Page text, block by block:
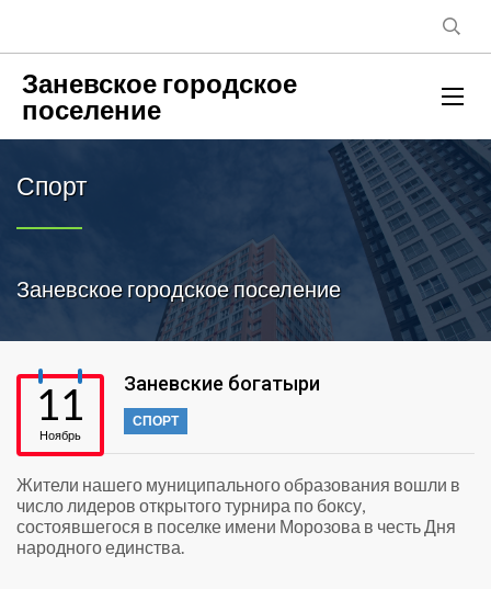
Заневское городское
поселение
Спорт
Заневское городское поселение
11
Ноябрь
Заневские богатыри
СПОРТ
Жители нашего муниципального образования вошли в
число лидеров открытого турнира по боксу,
состоявшегося в поселке имени Морозова в честь Дня
народного единства.